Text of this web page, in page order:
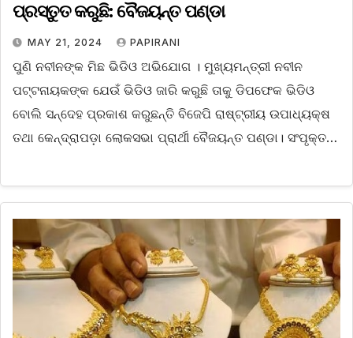
ପ୍ରସ୍ତୁତ କରୁଛି: ବୈଜୟନ୍ତ ପଣ୍ଡା
MAY 21, 2024 PAPIRANI
ପୁଣି ନବୀନଙ୍କ ମିଛ ଭିଡିଓ ଅଭିଯୋଗ । ମୁଖ୍ୟମନ୍ତ୍ରୀ ନବୀନ
ପଟ୍ଟନାୟକଙ୍କ ଯେଉଁ ଭିଡିଓ ଜାରି କରୁଛି ତାକୁ ଡିପଫେକ ଭିଡିଓ
ବୋଲି ସନ୍ଦେହ ପ୍ରକାଶ କରୁଛନ୍ତି ବିଜେପି ରାଷ୍ଟ୍ରୀୟ ଉପାଧ୍ୟକ୍ଷ
ତଥା କେନ୍ଦ୍ରାପଡ଼ା ଲୋକସଭା ପ୍ରାର୍ଥୀ ବୈଜୟନ୍ତ ପଣ୍ଡା। ସଂପୃକ୍ତ…